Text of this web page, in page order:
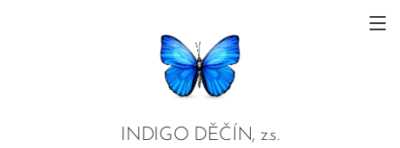
INDIGO DĚČÍN, z.s.